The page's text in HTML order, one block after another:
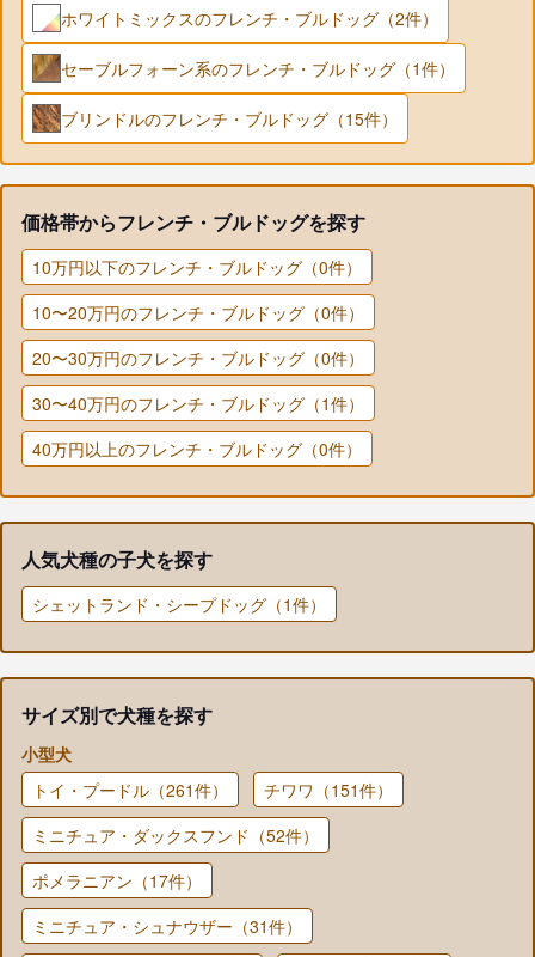
ホワイトミックスのフレンチ・ブルドッグ（2件）
セーブルフォーン系のフレンチ・ブルドッグ（1件）
ブリンドルのフレンチ・ブルドッグ（15件）
価格帯からフレンチ・ブルドッグを探す
10万円以下のフレンチ・ブルドッグ（0件）
10〜20万円のフレンチ・ブルドッグ（0件）
20〜30万円のフレンチ・ブルドッグ（0件）
30〜40万円のフレンチ・ブルドッグ（1件）
40万円以上のフレンチ・ブルドッグ（0件）
人気犬種の子犬を探す
シェットランド・シープドッグ（1件）
サイズ別で犬種を探す
小型犬
トイ・プードル（261件）
チワワ（151件）
ミニチュア・ダックスフンド（52件）
ポメラニアン（17件）
ミニチュア・シュナウザー（31件）